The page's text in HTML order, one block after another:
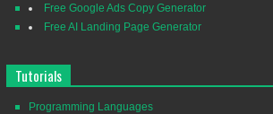
Free Google Ads Copy Generator
Free AI Landing Page Generator
Tutorials
Programming Languages